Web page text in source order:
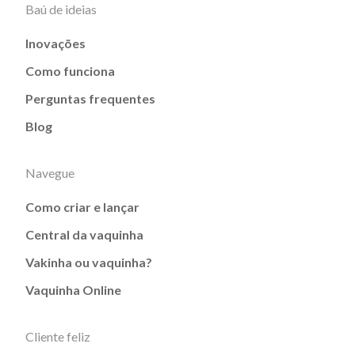
Baú de ideias
Inovações
Como funciona
Perguntas frequentes
Blog
Navegue
Como criar e lançar
Central da vaquinha
Vakinha ou vaquinha?
Vaquinha Online
Cliente feliz